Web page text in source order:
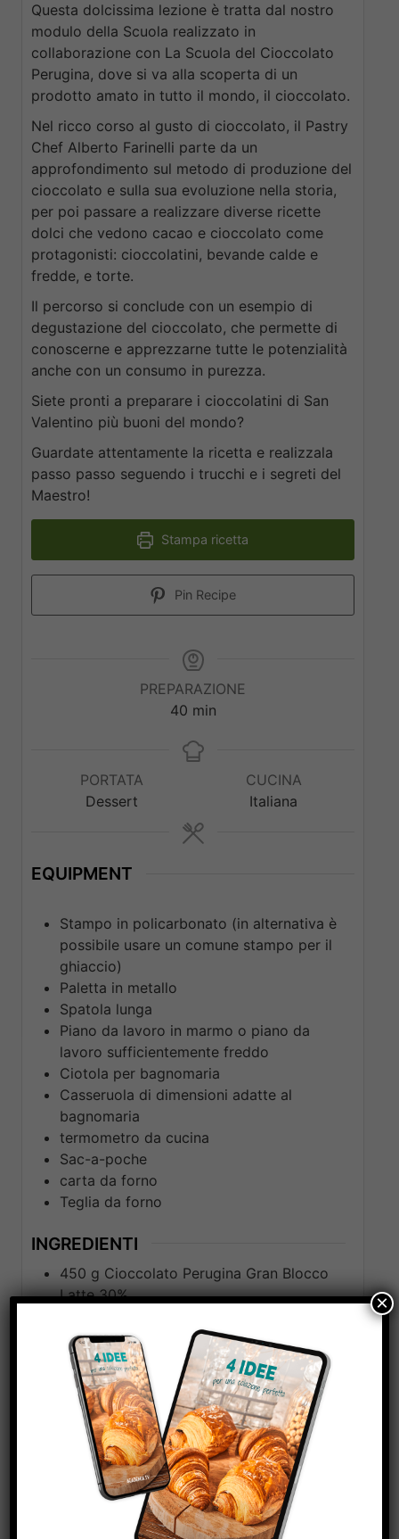
Questa dolcissima lezione è tratta dal nostro
modulo della Scuola realizzato in
collaborazione con La Scuola del Cioccolato
Perugina, dove si va alla scoperta di un
prodotto amato in tutto il mondo, il cioccolato.
Nel ricco corso al gusto di cioccolato, il Pastry
Chef Alberto Farinelli parte da un
approfondimento sul metodo di produzione del
cioccolato e sulla sua evoluzione nella storia,
per poi passare a realizzare diverse ricette
dolci che vedono cacao e cioccolato come
protagonisti: cioccolatini, bevande calde e
fredde, e torte.
Il percorso si conclude con un esempio di
degustazione del cioccolato, che permette di
conoscerne e apprezzarne tutte le potenzialità
anche con un consumo in purezza.
Siete pronti a preparare i cioccolatini di San
Valentino più buoni del mondo?
Guardate attentamente la ricetta e realizzala
passo passo seguendo i trucchi e i segreti del
Maestro!
Stampa ricetta
Pin Recipe
PREPARAZIONE
40 min
PORTATA
Dessert
CUCINA
Italiana
EQUIPMENT
Stampo in policarbonato (in alternativa è
possibile usare un comune stampo per il
ghiaccio)
Paletta in metallo
Spatola lunga
Piano da lavoro in marmo o piano da
lavoro sufficientemente freddo
Ciotola per bagnomaria
Casseruola di dimensioni adatte al
bagnomaria
termometro da cucina
Sac-a-poche
carta da forno
Teglia da forno
INGREDIENTI
450 g Cioccolato Perugina Gran Blocco
Latte 30%
50 g Mandorle
50 g Uvetta
30 g Noci
g Pistacchi
g Goji
ISTRUZIONI
Per il temperaggio del cioccolato
– Sistemare la ciotola per bagnomaria su
×